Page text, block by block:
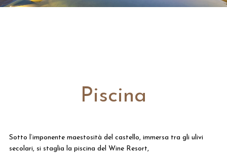
Piscina
Sotto l’imponente maestosità del castello, immersa tra gli ulivi
secolari, si staglia la piscina del Wine Resort,